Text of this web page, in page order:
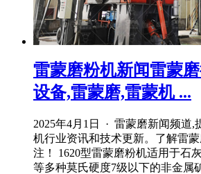
雷蒙磨粉机新闻雷蒙
设备,雷蒙磨,雷蒙机 ...
2025年4月1日 · 雷蒙磨新闻频道,
机行业资讯和技术更新。了解雷
注！ 1620型雷蒙磨粉机适用于石
等多种莫氏硬度7级以下的非金属